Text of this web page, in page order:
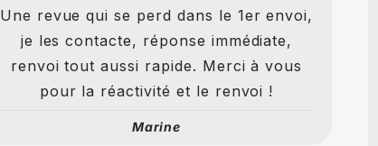
Une revue qui se perd dans le 1er envoi,
je les contacte, réponse immédiate,
renvoi tout aussi rapide. Merci à vous
pour la réactivité et le renvoi !
Marine